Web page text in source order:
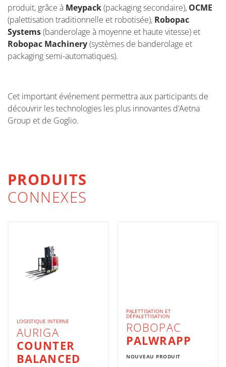
produit, grâce à Meypack(packaging secondaire), OCME
(palettisation traditionnelle et robotisée), Robopac
Systems(banderolage à moyenne et haute vitesse) et
Robopac Machinery(systèmes de banderolage et
packaging semi-automatiques).
Cet important événement permettra aux participants de
découvrir les technologies les plus innovantes d’Aetna
Group et de Goglio.
PRODUITS
CONNEXES
LOGISTIQUE INTERNE
AURIGA
COUNTER
BALANCED
PALETTISATION ET
DÉPALETTISATION
ROBOPAC
PALWRAPP
NOUVEAU PRODUIT